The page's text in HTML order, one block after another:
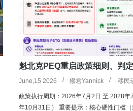
魁北克PEQ重启政策细则、判
June,15 2026 猴君Yannick 移民
政策执行周期：2026年7月2日 至 2028年
年10月31日） 重要提示：核心硬性门槛